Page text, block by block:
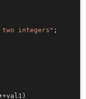
integers" ;
val1 )